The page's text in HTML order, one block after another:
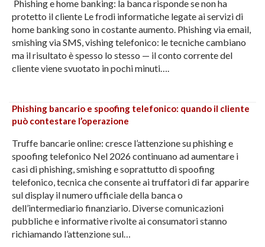
Phishing e home banking: la banca risponde se non ha
protetto il cliente Le frodi informatiche legate ai servizi di
home banking sono in costante aumento. Phishing via email,
smishing via SMS, vishing telefonico: le tecniche cambiano
ma il risultato è spesso lo stesso — il conto corrente del
cliente viene svuotato in pochi minuti….
Phishing bancario e spoofing telefonico: quando il cliente
può contestare l’operazione
Truffe bancarie online: cresce l’attenzione su phishing e
spoofing telefonico Nel 2026 continuano ad aumentare i
casi di phishing, smishing e soprattutto di spoofing
telefonico, tecnica che consente ai truffatori di far apparire
sul display il numero ufficiale della banca o
dell’intermediario finanziario. Diverse comunicazioni
pubbliche e informative rivolte ai consumatori stanno
richiamando l’attenzione sul…